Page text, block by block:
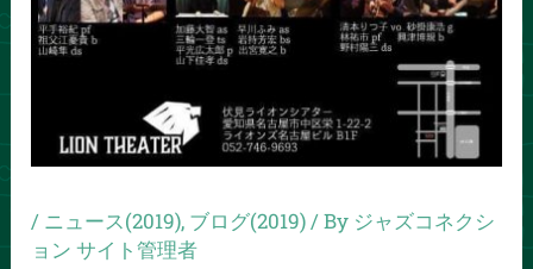
/ ニュース(2019), ブログ(2019)/ By ジャズコネクシ
ョン サイト管理者